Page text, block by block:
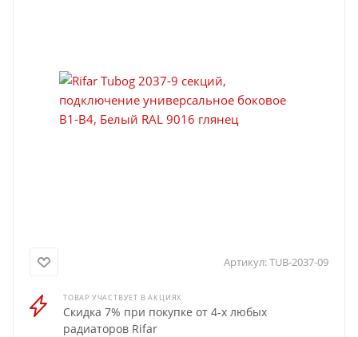
Артикул:TUB-2037-09
ТОВАР УЧАСТВУЕТ В АКЦИЯХ
Скидка 7% при покупке от 4-х любых
радиаторов Rifar